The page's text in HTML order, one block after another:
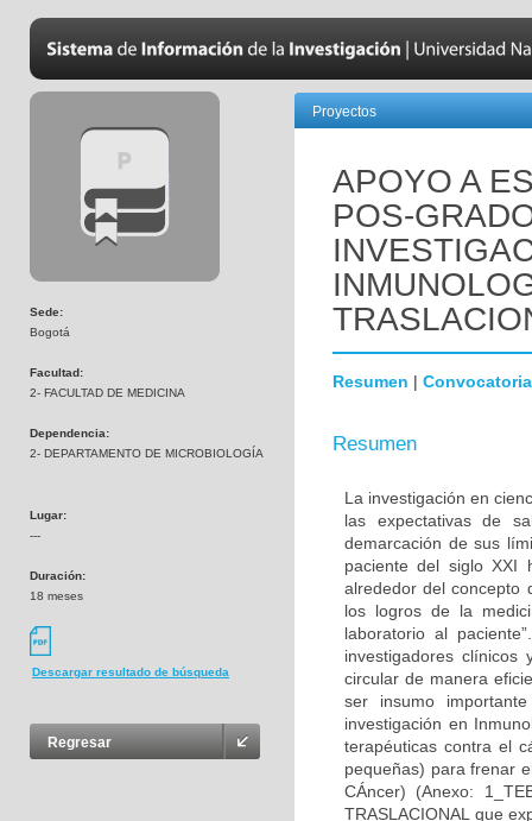
Sede:
Bogotá
Facultad:
2- FACULTAD DE MEDICINA
Dependencia:
2- DEPARTAMENTO DE MICROBIOLOGÍA
Lugar:
---
Duración:
18 meses
Descargar resultado de búsqueda
Regresar
Proyectos
APOYO A
POS-
Resumen | Convocatoria
Resumen
La investigación en
las expectativas de
demarcación de sus
paciente del siglo XXI
alrededor del concepto
los logros de la
laboratorio al
investigadores
circular de manera
ser insumo
investigación en
terapéuticas contra el
pequeñas) para frenar
CÁncer) (Anexo:
TRASLACIONAL que